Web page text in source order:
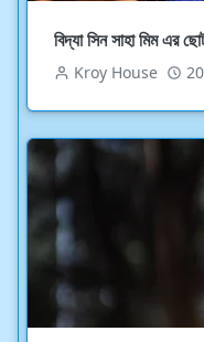
বিদ্যা সিন সাহা মিম এর
Kroy House